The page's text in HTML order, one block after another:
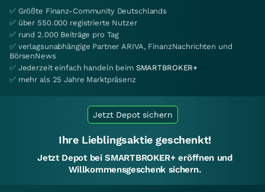
✅ Größte Finanz-Community Deutschlands
✅ über 550.000 registrierte Nutzer
✅ rund 2.000 Beiträge pro Tag
✅ verlagsunabhängige Partner ARIVA, FinanzNachrichten und
BörsenNews
✅ Jederzeit einfach handeln beim SMARTBROKER+
✅ mehr als 25 Jahre Marktpräsenz
Jetzt Depot sichern
Ihre Lieblingsaktie geschenkt!
Jetzt Depot bei SMARTBROKER+ eröffnen und
Willkommensgeschenk sichern.